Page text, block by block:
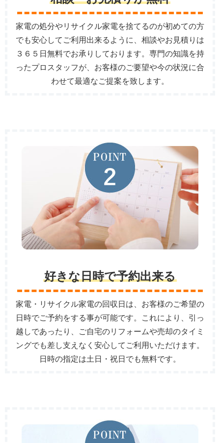
家電の処分やリサイクル家電を捨てるのが初めての方
でも安心してご利用出来るように、相談やお見積りは
３６５日無料でお承りしております。専門の知識を持
ったプロスタッフが、お客様のご要望や今の状況に合
わせて最適なご提案を致します。
好きな日時で予約出来る
家電・リサイクル家電の回収日は、お客様のご希望の
日時でご予約をする事が可能です。これにより、引っ
越しであったり、ご自宅のリフォームや売却のタイミ
ングでも差し支えなく安心してご利用いただけます。
日時の指定は土日・祝日でも無料です。